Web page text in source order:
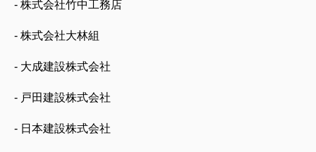
- 株式会社竹中工務店
- 株式会社大林組
- 大成建設株式会社
- 戸田建設株式会社
- 日本建設株式会社